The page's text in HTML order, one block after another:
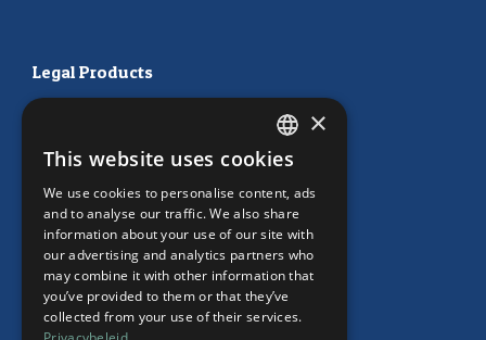
Legal Products
"Working from home" Contract
"Working from home" Contract
Our Office
Team
DUTCH
ENGLISH
×
This website uses cookies
We use cookies to personalise content, ads
and to analyse our traffic. We also share
information about your use of our site with
our advertising and analytics partners who
may combine it with other information that
you’ve provided to them or that they’ve
collected from your use of their services.